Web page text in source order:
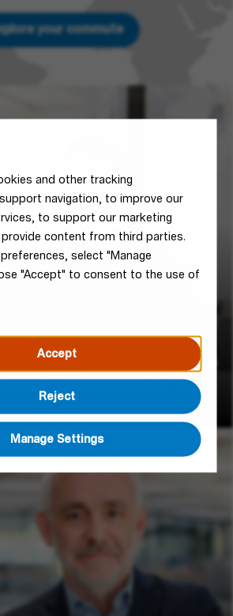
and other tracking
navigation, to improve our
to support our marketing
content from third parties.
select "Manage
"Accept" to consent to the use of
Accept
Reject
Manage Settings
your commute
top questions about our